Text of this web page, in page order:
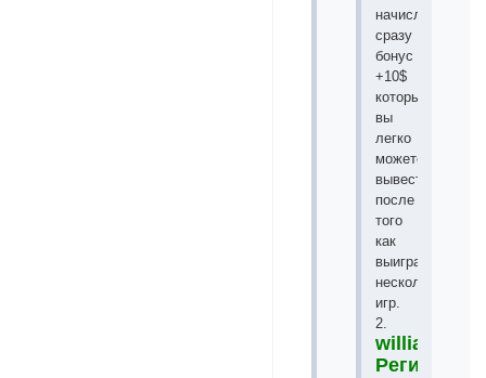
начисляют
сразу
бонус
+10$
который
вы
легко
можете
вывести
после
того
как
выиграете
несколько
игр.
2.